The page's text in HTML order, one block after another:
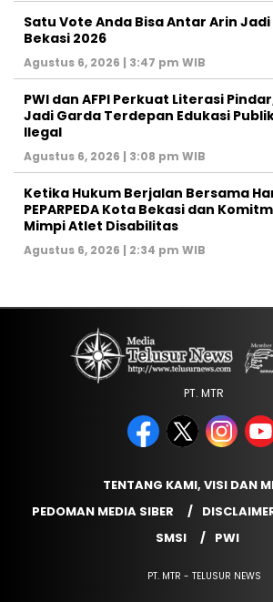
Satu Vote Anda Bisa Antar Arin
Bekasi 2026
Agustus 6, 2026 | 3:47 pm WIB
PWI dan AFPI Perkuat Literasi
Jadi Garda Terdepan Edukasi
Ilegal
Agustus 6, 2026 | 3:08 pm WIB
Ketika Hukum Berjalan Bersama
PEPARPEDA Kota Bekasi dan
Mimpi Atlet Disabilitas
Agustus 6, 2026 | 2:34 pm WIB
PT. MTR
TENTANG KAMI, VISI DAN
PEDOMAN MEDIA SIBER
SMSI
PWI
PT. MTR - TELUSUR NEWS